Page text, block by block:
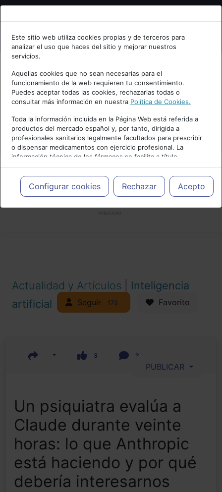
Bienvenid@ a psiquiatria.com
Escribe tu Email
Accede o regístrate con tu email.
Cancelar
Este sitio web utiliza cookies propias y de terceros para
analizar el uso que haces del sitio y mejorar nuestros
servicios.
Aquellas cookies que no sean necesarias para el
funcionamiento de la web requieren tu consentimiento.
Puedes aceptar todas las cookies, rechazarlas todas o
consultar más información en nuestra Política de Cookies.
Toda la información incluida en la Página Web está referida a
productos del mercado español y, por tanto, dirigida a
profesionales sanitarios legalmente facultados para prescribir
o dispensar medicamentos con ejercicio profesional. La
información técnica de los fármacos se facilita a título
meramente informativo, siendo responsabilidad de los
profesionales facultados prescribir medicamentos y decidir, en
cada caso concreto, el tratamiento más adecuado a las
necesidades del paciente.
Configurar cookies Rechazar Acepto
Actualidad y Artículos
Inteligencia
artificial
Seguir 173 Favorito
3 2
PUBLICAR
Un psiquiatra evalúa a
Claude durante veinte
horas: lo que Anthropic
está haciendo y por qué
debería interesarnos